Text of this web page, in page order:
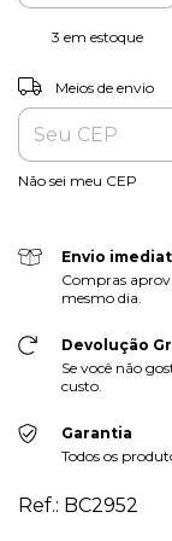
3 em estoque
Entregas para o CEP:
Meios de envio
Não sei meu CEP
Envio
Compras
mesmo dia.
Devolução
Se você não
custo.
Garantia
Todos os
Ref.: BC2952